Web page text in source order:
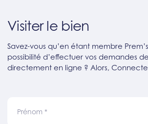
Visiter le bien
Savez-vous qu’en étant membre
possibilité d’effectuer vos demandes
directement en ligne ? Alors,
Prénom *